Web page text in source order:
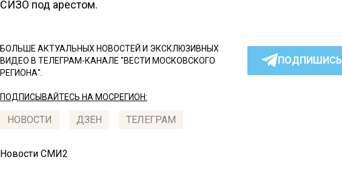
СИЗО под арестом.
БОЛЬШЕ АКТУАЛЬНЫХ НОВОСТЕЙ И ЭКСКЛЮЗИВНЫХ
ВИДЕО В ТЕЛЕГРАМ-КАНАЛЕ "ВЕСТИ МОСКОВСКОГО
РЕГИОНА".
ПОДПИСЫВАЙТЕСЬ НА МОСРЕГИОН:
НОВОСТИ ДЗЕН ТЕЛЕГРАМ
Новости СМИ2